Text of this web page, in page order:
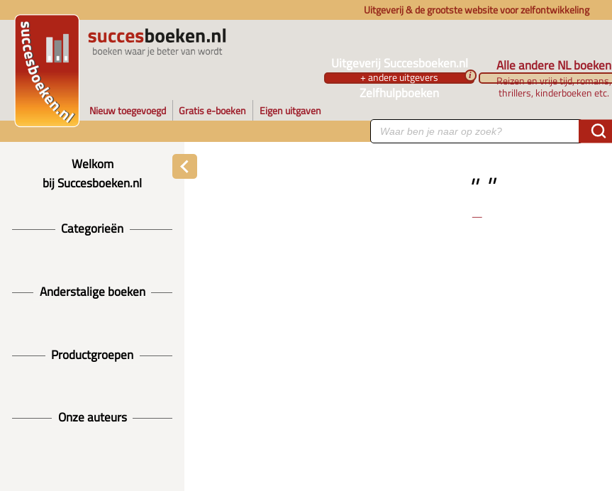
Uitgeverij & de grootste website voor zelfontwikkeling
Uitgeverij Succesboeken.nl
+ andere uitgevers
Zelfhulpboeken
i
Alle andere NL boeken
Reizen en vrije tijd, romans,
thrillers, kinderboeken etc.
Nieuw toegevoegd Gratis e-boeken Eigen uitgaven
Welkom
bij Succesboeken.nl
Categorieën
Anderstalige boeken
Productgroepen
Onze auteurs